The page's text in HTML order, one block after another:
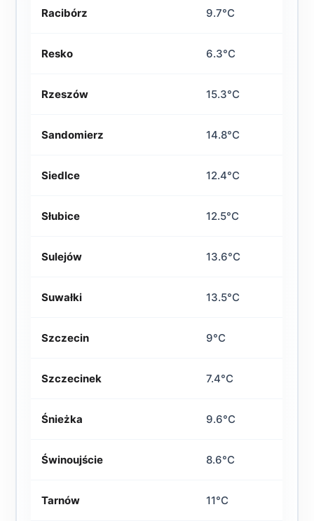
Racibórz 9.7°C
Resko 6.3°C
Rzeszów 15.3°C
Sandomierz 14.8°C
Siedlce 12.4°C
Słubice 12.5°C
Sulejów 13.6°C
Suwałki 13.5°C
Szczecin 9°C
Szczecinek 7.4°C
Śnieżka 9.6°C
Świnoujście 8.6°C
Tarnów 11°C